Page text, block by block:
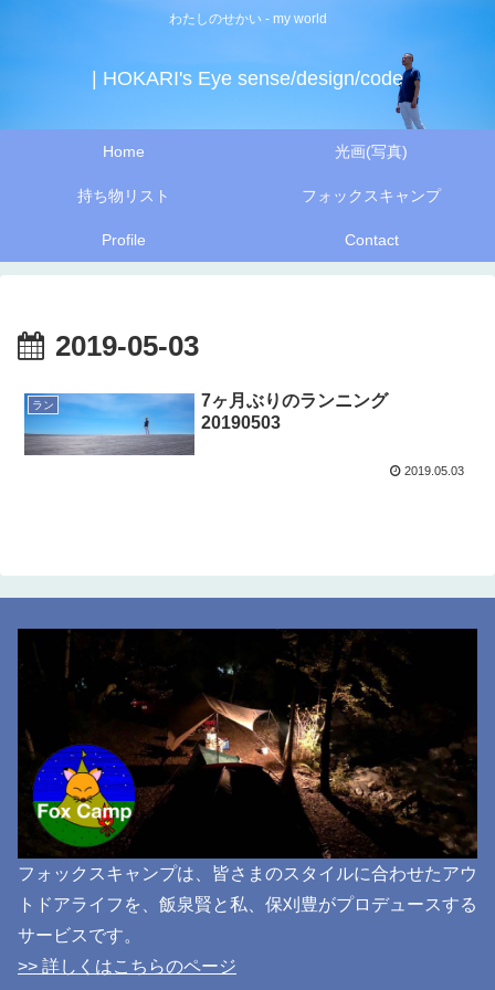
わたしのせかい - my world
| HOKARI's Eye sense/design/code
Home 光画(写真)
持ち物リスト フォックスキャンプ
Profile Contact
2019-05-03
ラン
7ヶ月ぶりのランニング
20190503
2019.05.03
フォックスキャンプは、皆さまのスタイルに合わせたアウ
トドアライフを、飯泉賢と私、保刈豊がプロデュースする
サービスです。
>> 詳しくはこちらのページ